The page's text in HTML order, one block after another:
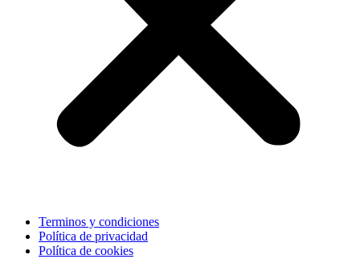
Terminos y condiciones
Política de privacidad
Política de cookies